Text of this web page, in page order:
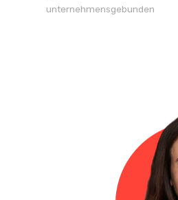
unternehmensgebunden